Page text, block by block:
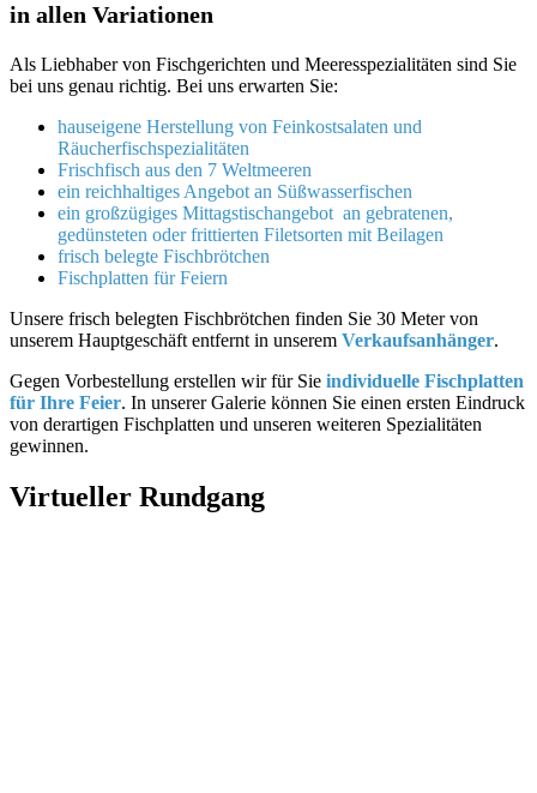
in allen Variationen
Als Liebhaber von Fischgerichten und Meeresspezialitäten sind Sie
bei uns genau richtig. Bei uns erwarten Sie:
hauseigene Herstellung von Feinkostsalaten und
Räucherfischspezialitäten
Frischfisch aus den 7 Weltmeeren
ein reichhaltiges Angebot an Süßwasserfischen
ein großzügiges Mittagstischangebot an gebratenen,
gedünsteten oder frittierten Filetsorten mit Beilagen
frisch belegte Fischbrötchen
Fischplatten für Feiern
Unsere frisch belegten Fischbrötchen finden Sie 30 Meter von
unserem Hauptgeschäft entfernt in unserem Verkaufsanhänger.
Gegen Vorbestellung erstellen wir für Sie individuelle Fischplatten
für Ihre Feier. In unserer Galerie können Sie einen ersten Eindruck
von derartigen Fischplatten und unseren weiteren Spezialitäten
gewinnen.
Virtueller Rundgang